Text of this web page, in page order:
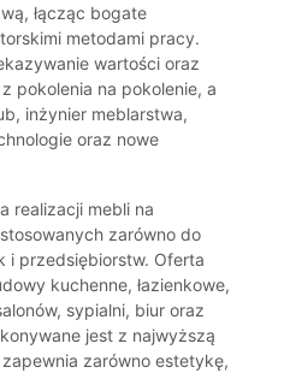
łącząc bogate
metodami pracy.
wartości oraz
pokolenia na pokolenie, a
inżynier meblarstwa,
oraz nowe
realizacji mebli na
zarówno do
i przedsiębiorstw. Oferta
kuchenne, łazienkowe,
sypialni, biur oraz
jest z najwyższą
zarówno estetykę,